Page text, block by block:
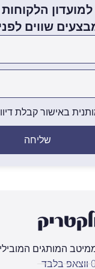
הלקוחות
שווים
באישור קבלת
שליחה
המותגים